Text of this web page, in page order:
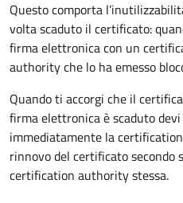
Questo comporta
volta scaduto il certificato:
firma elettronica con un
authority che lo ha emesso
Quando ti accorgi che il
firma elettronica è scaduto
immediatamente la
rinnovo del certificato secondo
certification authority stessa.